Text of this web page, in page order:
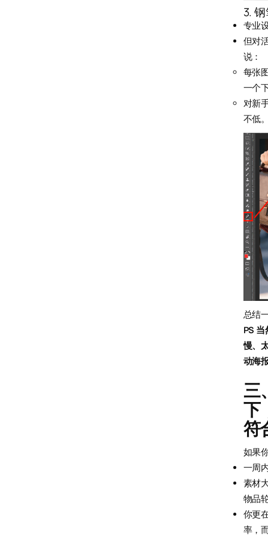
3.
专业
但对
说：
每张
一个
对新
不低
总结
PS
慢、
动海
三
下
符
如果
一周
素材
物品
你更
率，